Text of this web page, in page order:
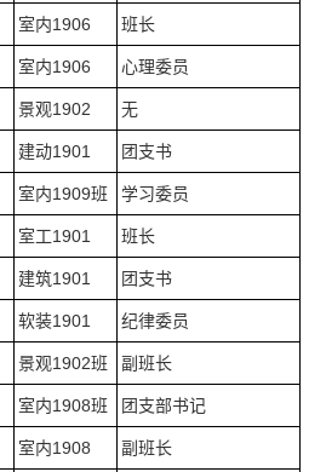
室内1906 班长
室内1906 心理委员
景观1902 无
建动1901 团支书
室内1909班 学习委员
室工1901 班长
建筑1901 团支书
软装1901 纪律委员
景观1902班 副班长
室内1908班 团支部书记
室内1908 副班长